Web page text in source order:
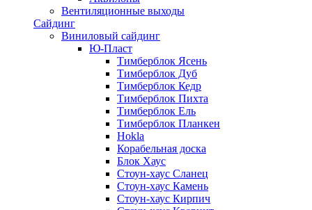
Вентиляционные выходы
Сайдинг
Виниловый сайдинг
Ю-Пласт
Тимберблок Ясень
Тимберблок Дуб
Тимберблок Кедр
Тимберблок Пихта
Тимберблок Ель
Тимберблок Планкен
Hokla
Корабельная доска
Блок Хаус
Стоун-хаус Сланец
Стоун-хаус Камень
Стоун-хаус Кирпич